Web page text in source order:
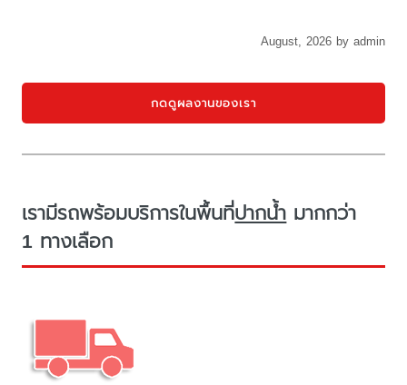
August, 2026 by admin
กดดูผลงานของเรา
เรามีรถพร้อมบริการในพื้นที่ปากน้ำ มากกว่า
1 ทางเลือก